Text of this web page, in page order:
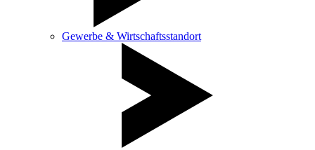
Gewerbe & Wirtschaftsstandort